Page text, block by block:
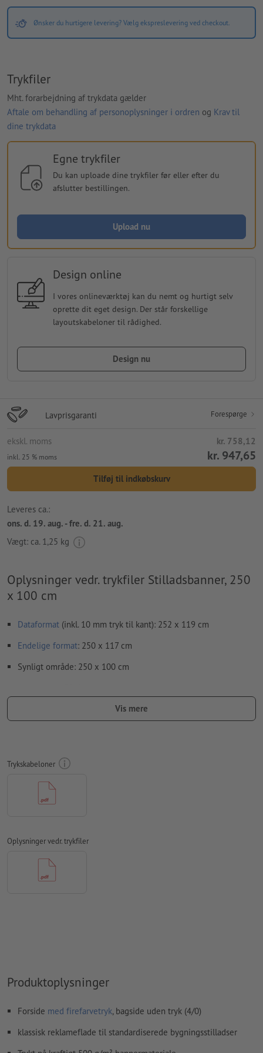
Ønsker du hurtigere levering? Vælg ekspreslevering ved checkout.
Trykfiler
Mht. forarbejdning af trykdata gælder
Aftale om behandling af personoplysninger i ordren og Krav til
dine trykdata
Egne trykfiler
Du kan uploade dine trykfiler før eller efter du
afslutter bestillingen.
Upload nu
Design online
I vores onlineværktøj kan du nemt og hurtigt selv
oprette dit eget design. Der står forskellige
layoutskabeloner til rådighed.
Design nu
Lavprisgaranti Forespørge
ekskl. moms kr. 758,12
inkl. 25 % moms kr. 947,65
Tilføj til indkøbskurv
Leveres ca.:
ons. d. 19. aug. - fre. d. 21. aug.
Vægt: ca. 1,25 kg
Oplysninger vedr. trykfiler Stilladsbanner, 250
x 100 cm
Dataformat (inkl. 10 mm tryk til kant): 252 x 119 cm
Endelige format: 250 x 117 cm
Synligt område: 250 x 100 cm
beskæring på 10 mm, vigtige oplysninger
skal være mindst 40 mm fra det endelige formats kant
farvetilstand:CMYK, FOGRA51 (PSO Coated v3)
Vi kontrollerer ikke for
Vi kontrollerer ikke
Hvordan opretter jeg udskriftsdata korrekt?
Vis mere
Trykskabeloner
Oplysninger vedr. trykfiler
Produktoplysninger
Forside med firefarvetryk, bagside uden tryk (4/0)
klassisk reklameflade til standardiserede bygningsstilladser